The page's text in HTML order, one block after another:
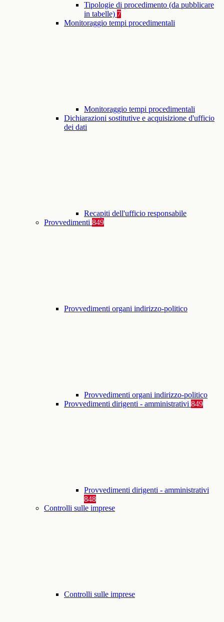
Tipologie di procedimento (da pubblicare
in tabelle) 7
Monitoraggio tempi procedimentali
Monitoraggio tempi procedimentali
Dichiarazioni sostitutive e acquisizione d'ufficio
dei dati
Recapiti dell'ufficio responsabile
Provvedimenti 849
Provvedimenti organi indirizzo-politico
Provvedimenti organi indirizzo-politico
Provvedimenti dirigenti - amministrativi 849
Provvedimenti dirigenti - amministrativi
848
Controlli sulle imprese
Controlli sulle imprese